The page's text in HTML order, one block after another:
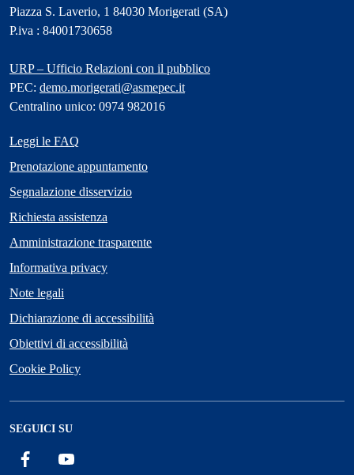
Piazza S. Laverio, 1 84030 Morigerati (SA)
P.iva : 84001730658
URP – Ufficio Relazioni con il pubblico
PEC: demo.morigerati@asmepec.it
Centralino unico: 0974 982016
Leggi le FAQ
Prenotazione appuntamento
Segnalazione disservizio
Richiesta assistenza
Amministrazione trasparente
Informativa privacy
Note legali
Dichiarazione di accessibilità
Obiettivi di accessibilità
Cookie Policy
SEGUICI SU
Facebook